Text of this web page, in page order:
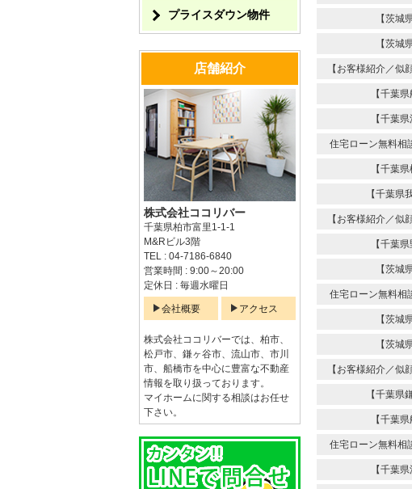
【茨城
【茨城
【お客様紹介／
【千葉
【千葉
住宅ローン無料相
【千葉
【千葉県
【お客様紹介／
【千葉
【茨城
住宅ローン無料相
【茨城
【茨城
【お客様紹介／
【千葉県
【千葉
住宅ローン無料相
【千葉
プライスダウン物件
店舗紹介
株式会社ココリバー
千葉県柏市富里1-1-1
M&Rビル3階
TEL : 04-7186-6840
営業時間 : 9:00～20:00
定休日 : 毎週水曜日
会社概要 アクセス
株式会社ココリバーでは、柏市、
松戸市、鎌ヶ谷市、流山市、市川
市、船橋市を中心に豊富な不動産
情報を取り扱っております。
マイホームに関する相談はお任せ
下さい。